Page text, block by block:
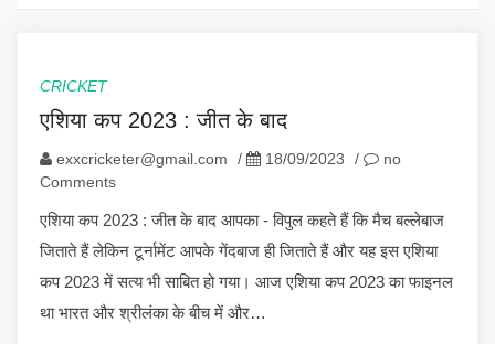
CRICKET
एशिया कप 2023 : जीत के बाद
exxcricketer@gmail.com / 18/09/2023 /
no
Comments
एशिया कप 2023 : जीत के बाद आपका - विपुल कहते हैं कि मैच बल्लेबाज
जिताते हैं लेकिन टूर्नामेंट आपके गेंदबाज ही जिताते हैं और यह इस एशिया
कप 2023 में सत्य भी साबित हो गया। आज एशिया कप 2023 का फाइनल
था भारत और श्रीलंका के बीच में और…